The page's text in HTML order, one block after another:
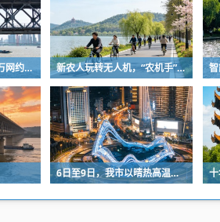
湖北省总工会助推300万网约车司机降佣金 新农人玩转无人机，“农机手”赛项最热门
6日至9日，我市以晴热高温天气为主